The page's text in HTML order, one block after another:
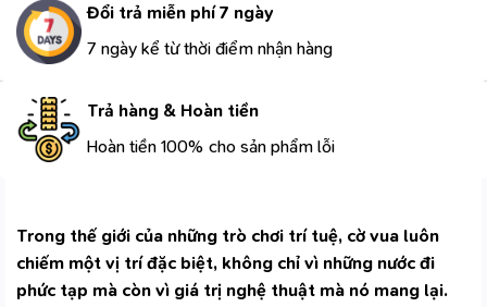
Đổi trả miễn phí 7 ngày
7 ngày kể từ thời điểm nhận hàng
Trả hàng & Hoàn tiền
Hoàn tiền 100% cho sản phẩm lỗi
Trong thế giới của những trò chơi trí tuệ, cờ vua luôn
chiếm một vị trí đặc biệt, không chỉ vì những nước đi
phức tạp mà còn vì giá trị nghệ thuật mà nó mang lại.